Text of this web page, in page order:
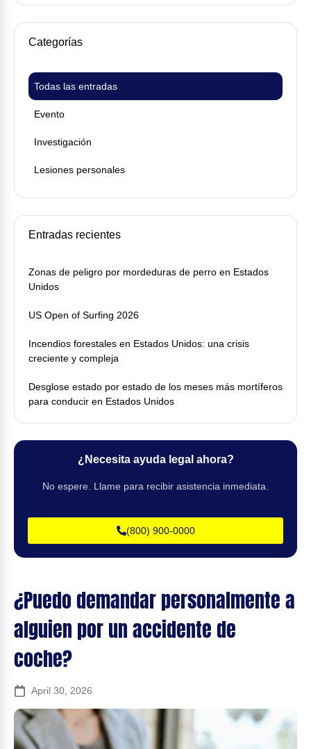
¿Puedo demandar personalmente a
alguien por un accidente de
coche?
April 30, 2026
Categorías
Evento
Investigación
Lesiones personales
Todas las entradas
Entradas recientes
Zonas de peligro por mordeduras de perro en Estados
Unidos
US Open of Surfing 2026
Incendios forestales en Estados Unidos: una crisis
creciente y compleja
Desglose estado por estado de los meses más mortíferos
para conducir en Estados Unidos
¿Necesita ayuda legal ahora?
No espere. Llame para recibir asistencia inmediata.
(800) 900-0000